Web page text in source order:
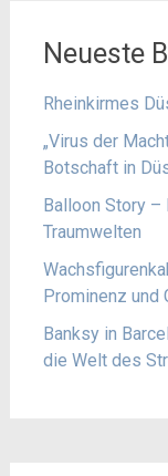
Neueste
Rheinkirmes
„Virus der
Botschaft in
Balloon Story –
Traumwelten
Prominenz und
Banksy in
die Welt des